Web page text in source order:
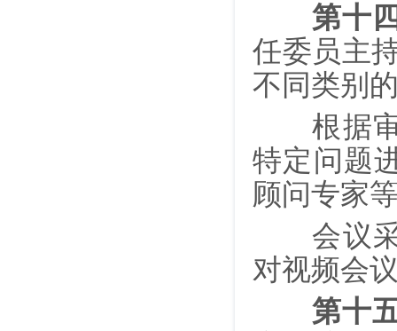
第十
任委员主
不同类别
根据审
特定问题
顾问专家
会议采
对视频会
第十